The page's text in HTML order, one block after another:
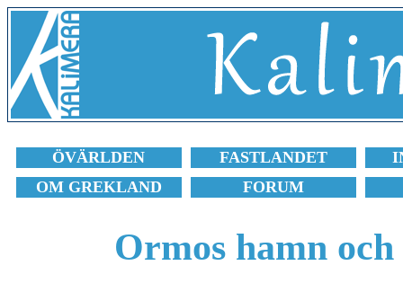
ÖVÄRLDEN FASTLANDET
OM GREKLAND
FORUM
Ormos hamn